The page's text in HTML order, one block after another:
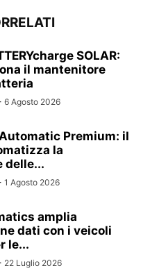
SOLAR:
il mantenitore
6 Agosto 2026
Premium: il
la
delle...
1 Agosto 2026
amplia
dati con i veicoli
le...
22 Luglio 2026